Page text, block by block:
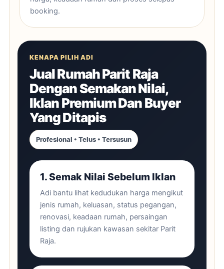
booking.
KENAPA PILIH ADI
Jual Rumah Parit Raja
Dengan Semakan Nilai,
Iklan Premium Dan Buyer
Yang Ditapis
Profesional • Telus • Tersusun
1. Semak Nilai Sebelum Iklan
Adi bantu lihat kedudukan harga mengikut
jenis rumah, keluasan, status pegangan,
renovasi, keadaan rumah, persaingan
listing dan rujukan kawasan sekitar Parit
Raja.